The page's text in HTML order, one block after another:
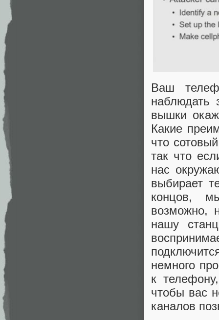
Ваш
наблюдать
вышки
Какие
что
так что
нас
выбирает
концов,
возможно,
нашу
немного
к
чтобы вас
каналов